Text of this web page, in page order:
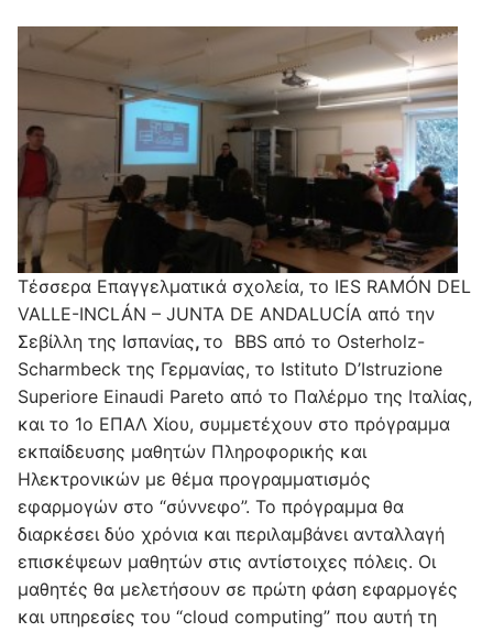
Τέσσερα Επαγγελματικά σχολεία, το IES RAMÓN DEL
VALLE-INCLÁN – JUNTA DE ANDALUCÍA από την
Σεβίλλη της Ισπανίας, το BBS από το Osterholz-
Scharmbeck της Γερμανίας, το Istituto D’Istruzione
Superiore Einaudi Pareto από το Παλέρμο της Ιταλίας,
και το 1ο ΕΠΑΛ Χίου, συμμετέχουν στο πρόγραμμα
εκπαίδευσης μαθητών Πληροφορικής και
Ηλεκτρονικών με θέμα προγραμματισμός
εφαρμογών στο “σύννεφο”. Το πρόγραμμα θα
διαρκέσει δύο χρόνια και περιλαμβάνει ανταλλαγή
επισκέψεων μαθητών στις αντίστοιχες πόλεις. Οι
μαθητές θα μελετήσουν σε πρώτη φάση εφαρμογές
και υπηρεσίες του “cloud computing” που αυτή τη